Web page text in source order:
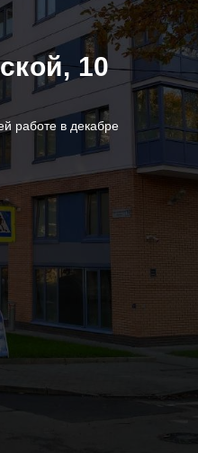
10
работе в декабре